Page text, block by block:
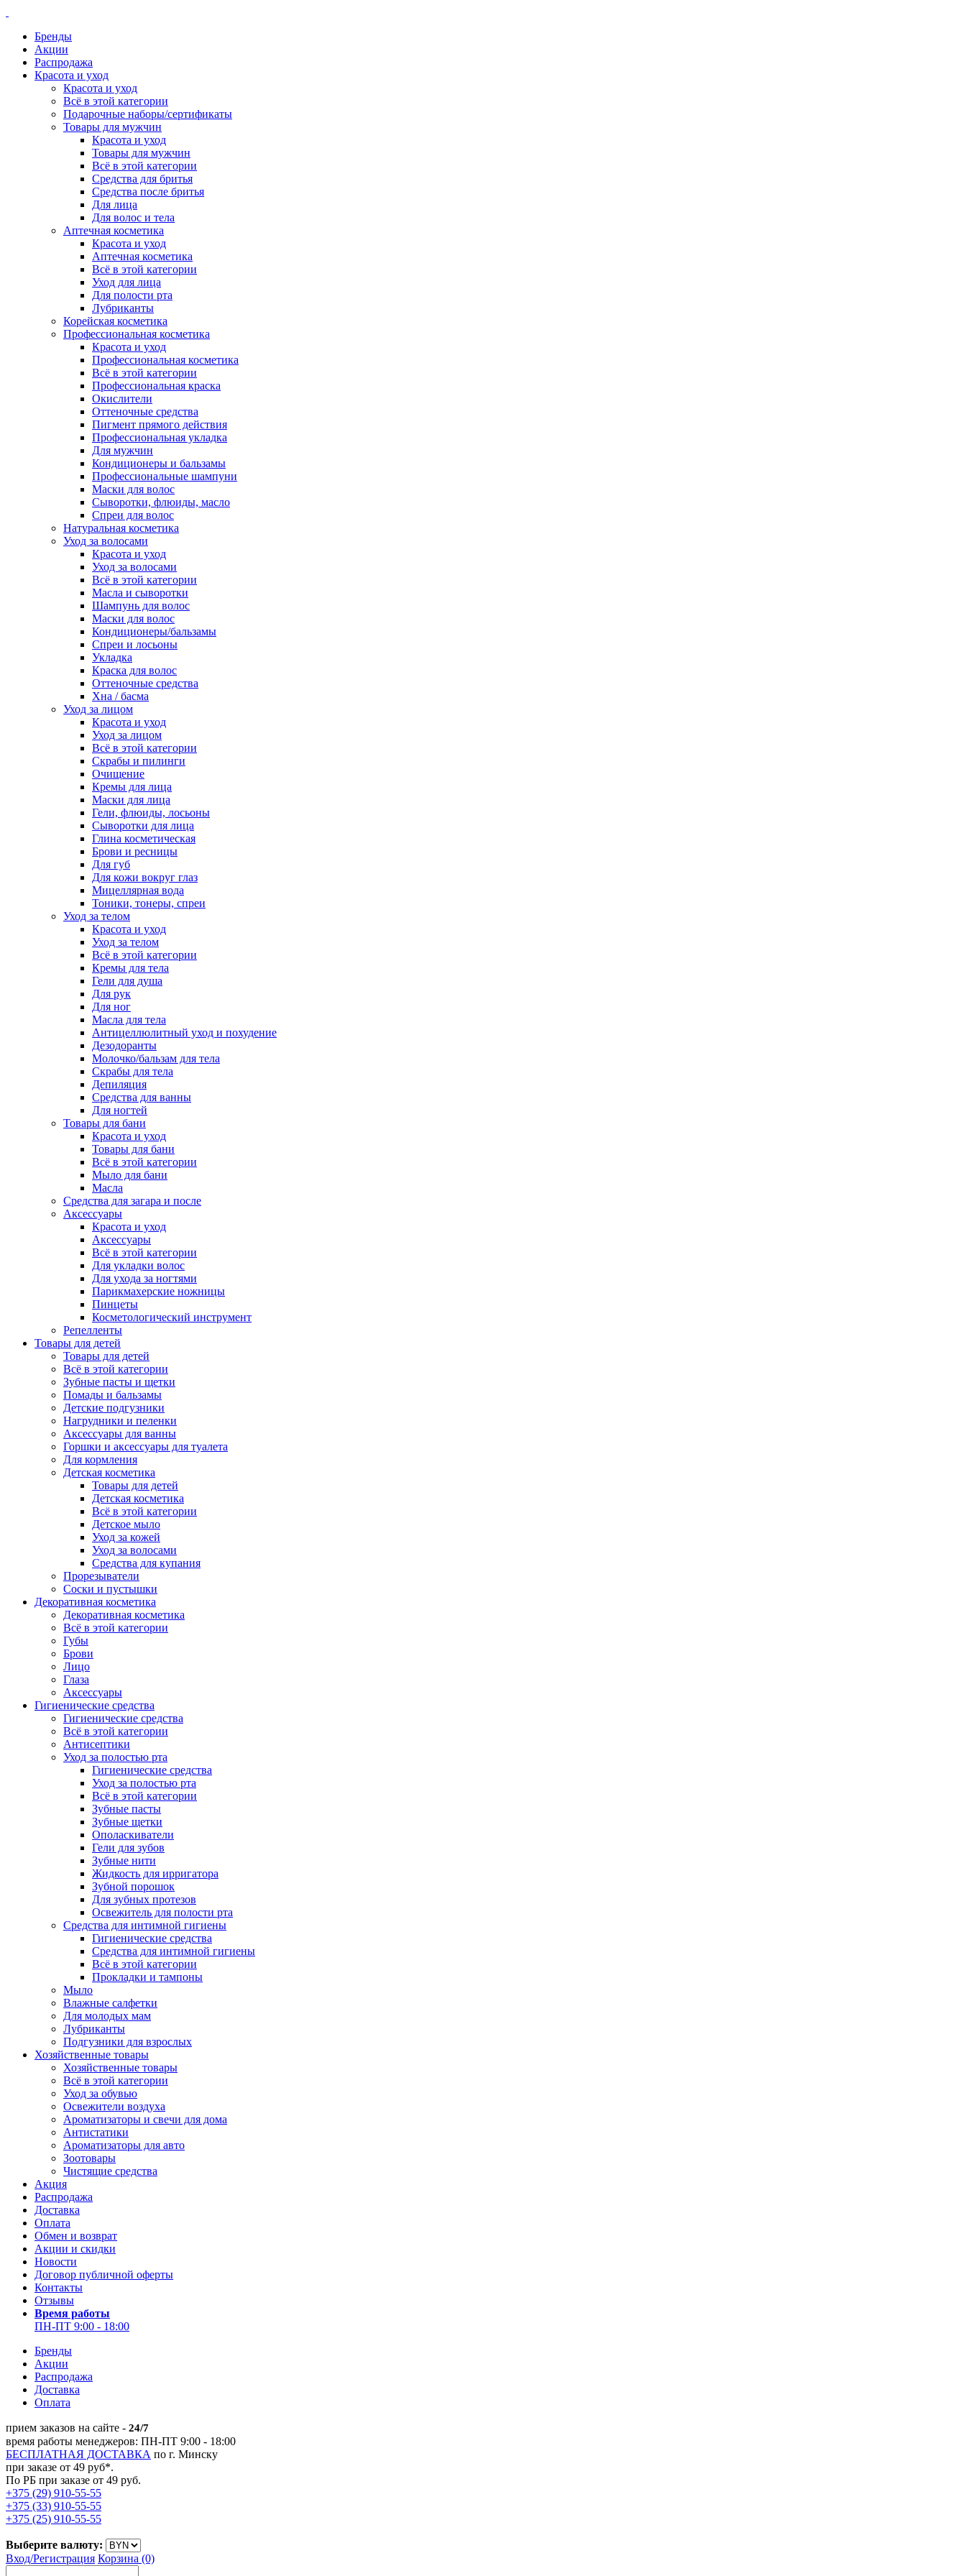
Бренды
Акции
Распродажа
Красота и уход
Красота и уход
Всё в этой категории
Подарочные наборы/сертификаты
Товары для мужчин
Красота и уход
Товары для мужчин
Всё в этой категории
Средства для бритья
Средства после бритья
Для лица
Для волос и тела
Аптечная косметика
Красота и уход
Аптечная косметика
Всё в этой категории
Уход для лица
Для полости рта
Лубриканты
Корейская косметика
Профессиональная косметика
Красота и уход
Профессиональная косметика
Всё в этой категории
Профессиональная краска
Окислители
Оттеночные средства
Пигмент прямого действия
Профессиональная укладка
Для мужчин
Кондиционеры и бальзамы
Профессиональные шампуни
Маски для волос
Сыворотки, флюиды, масло
Спреи для волос
Натуральная косметика
Уход за волосами
Красота и уход
Уход за волосами
Всё в этой категории
Масла и сыворотки
Шампунь для волос
Маски для волос
Кондиционеры/бальзамы
Спреи и лосьоны
Укладка
Краска для волос
Оттеночные средства
Хна / басма
Уход за лицом
Красота и уход
Уход за лицом
Всё в этой категории
Скрабы и пилинги
Очищение
Кремы для лица
Маски для лица
Гели, флюиды, лосьоны
Сыворотки для лица
Глина косметическая
Брови и ресницы
Для губ
Для кожи вокруг глаз
Мицеллярная вода
Тоники, тонеры, спреи
Уход за телом
Красота и уход
Уход за телом
Всё в этой категории
Кремы для тела
Гели для душа
Для рук
Для ног
Масла для тела
Антицеллюлитный уход и похудение
Дезодоранты
Молочко/бальзам для тела
Скрабы для тела
Депиляция
Средства для ванны
Для ногтей
Товары для бани
Красота и уход
Товары для бани
Всё в этой категории
Мыло для бани
Масла
Средства для загара и после
Аксессуары
Красота и уход
Аксессуары
Всё в этой категории
Для укладки волос
Для ухода за ногтями
Парикмахерские ножницы
Пинцеты
Косметологический инструмент
Репелленты
Товары для детей
Товары для детей
Всё в этой категории
Зубные пасты и щетки
Помады и бальзамы
Детские подгузники
Нагрудники и пеленки
Аксессуары для ванны
Горшки и аксессуары для туалета
Для кормления
Детская косметика
Товары для детей
Детская косметика
Всё в этой категории
Детское мыло
Уход за кожей
Уход за волосами
Средства для купания
Прорезыватели
Соски и пустышки
Декоративная косметика
Декоративная косметика
Всё в этой категории
Губы
Брови
Лицо
Глаза
Аксессуары
Гигиенические средства
Гигиенические средства
Всё в этой категории
Антисептики
Уход за полостью рта
Гигиенические средства
Уход за полостью рта
Всё в этой категории
Зубные пасты
Зубные щетки
Ополаскиватели
Гели для зубов
Зубные нити
Жидкость для ирригатора
Зубной порошок
Для зубных протезов
Освежитель для полости рта
Средства для интимной гигиены
Гигиенические средства
Средства для интимной гигиены
Всё в этой категории
Прокладки и тампоны
Мыло
Влажные салфетки
Для молодых мам
Лубриканты
Подгузники для взрослых
Хозяйственные товары
Хозяйственные товары
Всё в этой категории
Уход за обувью
Освежители воздуха
Ароматизаторы и свечи для дома
Антистатики
Ароматизаторы для авто
Зоотовары
Чистящие средства
Акция
Распродажа
Доставка
Оплата
Обмен и возврат
Акции и скидки
Новости
Договор публичной оферты
Контакты
Отзывы
Время работы
ПН-ПТ 9:00 - 18:00
Бренды
Акции
Распродажа
Доставка
Оплата
прием заказов на сайте - 24/7
время работы менеджеров: ПН-ПТ 9:00 - 18:00
БЕСПЛАТНАЯ ДОСТАВКА по г. Минску
при заказе от 49 руб*.
По РБ при заказе от 49 руб.
+375 (29) 910-55-55
+375 (33) 910-55-55
+375 (25) 910-55-55
Выберите валюту:
Вход/Регистрация Корзина (0)